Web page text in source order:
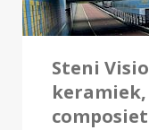
Steni
composiet